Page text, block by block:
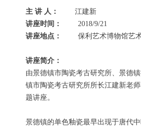
主 讲 人：
江建新
讲座时间：
2018/9/21
讲座地点：
保利艺术博物馆艺
讲座简介：
由景德镇市陶瓷考古研究所、景德
镇市陶瓷考古研究所所长江建新老
题讲座。
景德镇的单色釉瓷最早出现于唐代